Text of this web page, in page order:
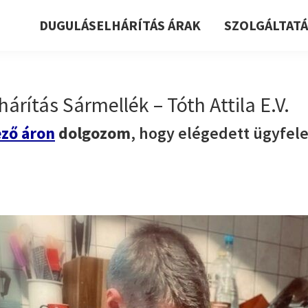
DUGULÁSELHÁRÍTÁS ÁRAK
Sármellék – Tóth Attila E.V.
áron dolgozom, hogy elégedett